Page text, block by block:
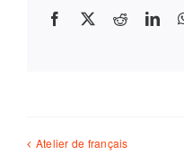
Facebook
X Reddit
Atelier de français